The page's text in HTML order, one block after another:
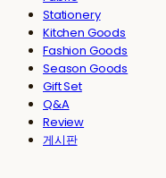
Stationery
Kitchen Goods
Fashion Goods
Season Goods
Gift Set
Q&A
Review
게시판